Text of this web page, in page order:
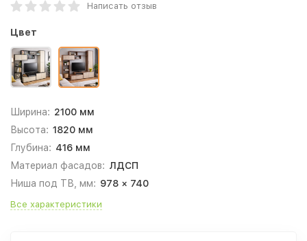
Написать отзыв
Цвет
Ширина: 2100 мм
Высота: 1820 мм
Глубина: 416 мм
Материал фасадов: ЛДСП
Ниша под ТВ, мм: 978 × 740
Все характеристики